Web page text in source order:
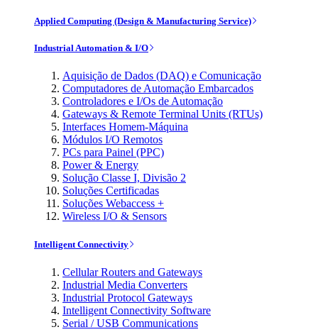
Applied Computing (Design & Manufacturing Service)
Industrial Automation & I/O
Aquisição de Dados (DAQ) e Comunicação
Computadores de Automação Embarcados
Controladores e I/Os de Automação
Gateways & Remote Terminal Units (RTUs)
Interfaces Homem-Máquina
Módulos I/O Remotos
PCs para Painel (PPC)
Power & Energy
Solução Classe I, Divisão 2
Soluções Certificadas
Soluções Webaccess +
Wireless I/O & Sensors
Intelligent Connectivity
Cellular Routers and Gateways
Industrial Media Converters
Industrial Protocol Gateways
Intelligent Connectivity Software
Serial / USB Communications